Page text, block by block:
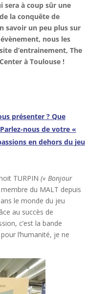
sera à coup sûr une
la conquête de
savoir un peu plus sur
nous les
d’entrainement, The
à Toulouse !
présenter ? Que
nous de votre «
en dehors du jeu
TURPIN (« Bonjour
du MALT depuis
le monde du jeu
au succès de
c’est la bande
l’humanité, je ne